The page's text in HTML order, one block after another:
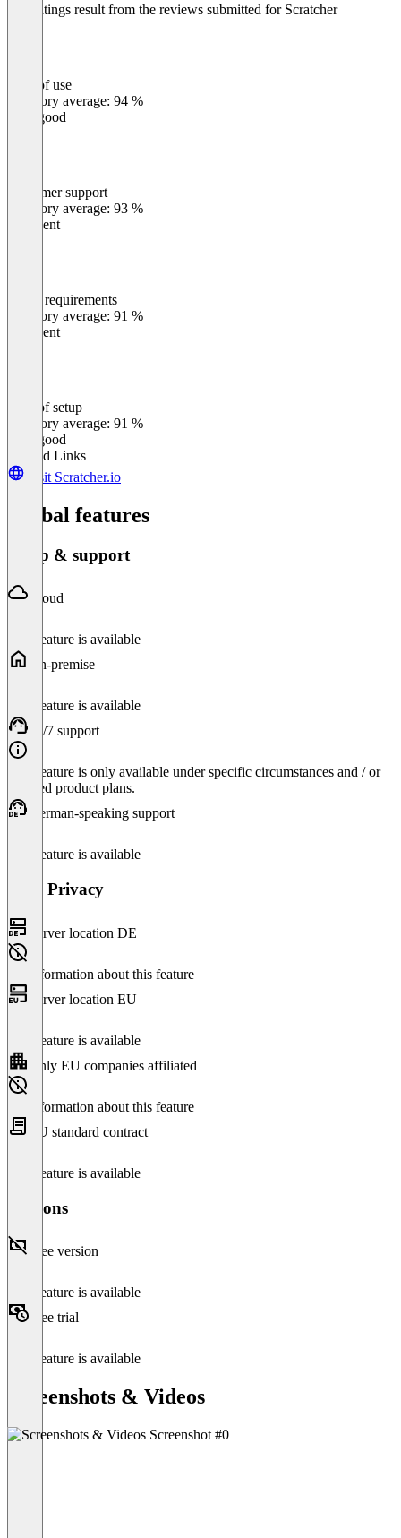
The ratings result from the reviews submitted for Scratcher
Ease of use
Category average: 94 %
Very good
Customer support
Category average: 93 %
Excellent
Meets requirements
Category average: 91 %
Excellent
Ease of setup
Category average: 91 %
Very good
Related Links
Visit Scratcher.io
Global features
Setup & support
Cloud
This feature is available
On-premise
This feature is available
24/7 support
This feature is only available under specific circumstances and / or
selected product plans.
German-speaking support
This feature is available
Data Privacy
Server location DE
No information about this feature
Server location EU
This feature is available
Only EU companies affiliated
No information about this feature
EU standard contract
This feature is available
Versions
Free version
This feature is available
Free trial
This feature is available
Screenshots & Videos